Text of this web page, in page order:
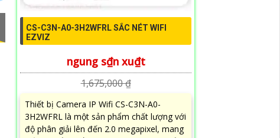
CS-C3N-A0-3H2WFRL SẮC NÉT WIFI
EZVIZ
ngung s₫n xu₫t
1,675,000 ₫
Thiết bị Camera IP Wifi CS-C3N-A0-
3H2WFRL là một sản phẩm chất lượng với
độ phân giải lên đến 2.0 megapixel, mang